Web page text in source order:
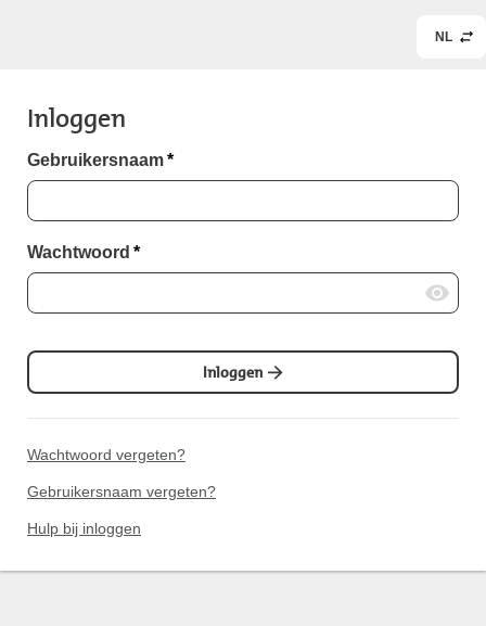
NL
Inloggen
Gebruikersnaam*
Wachtwoord *
Inloggen
Wachtwoord vergeten?
Gebruikersnaam vergeten?
Hulp bij inloggen